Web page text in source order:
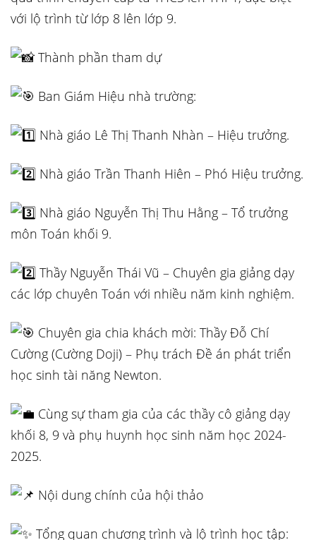
với lộ trình từ lớp 8 lên lớp 9.
Thành phần tham dự
Ban Giám Hiệu nhà trường:
Nhà giáo Lê Thị Thanh Nhàn – Hiệu trưởng.
Nhà giáo Trần Thanh Hiên – Phó Hiệu trưởng.
Nhà giáo Nguyễn Thị Thu Hằng – Tổ trưởng
môn Toán khối 9.
Thầy Nguyễn Thái Vũ – Chuyên gia giảng dạy
các lớp chuyên Toán với nhiều năm kinh nghiệm.
Chuyên gia chia khách mời: Thầy Đỗ Chí
Cường (Cường Doji) – Phụ trách Đề án phát triển
học sinh tài năng Newton.
Cùng sự tham gia của các thầy cô giảng dạy
khối 8, 9 và phụ huynh học sinh năm học 2024-
2025.
Nội dung chính của hội thảo
Tổng quan chương trình và lộ trình học tập: